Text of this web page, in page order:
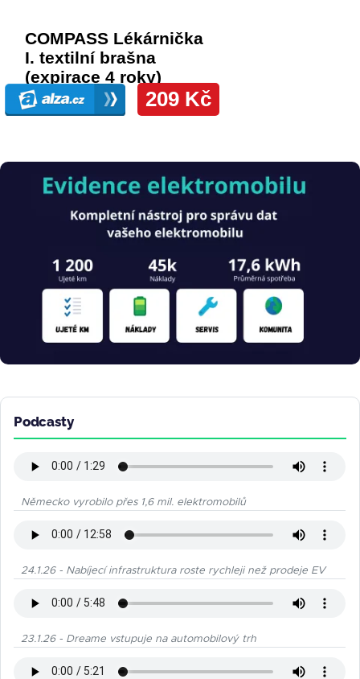
Obrázek
Podcasty
Německo vyrobilo přes 1,6 mil. elektromobilů
24.1.26 - Nabíjecí infrastruktura roste rychleji než prodeje EV
23.1.26 - Dreame vstupuje na automobilový trh